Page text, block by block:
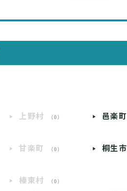
上野村 （0） 邑楽町
甘楽町 （0） 桐生市
榛東村 （0）